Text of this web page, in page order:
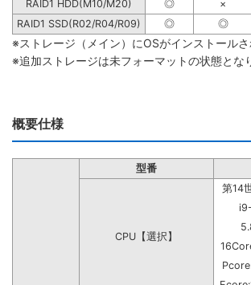
RAID1 HDD(M10/M20) ◎ ×
RAID1 SSD(R02/R04/R09)
◎ ◎
※ストレージ（メイン）にOSがインストール
※追加ストレージは未フォーマットの状態と
概要仕様
型番
CPU【選択】
第14